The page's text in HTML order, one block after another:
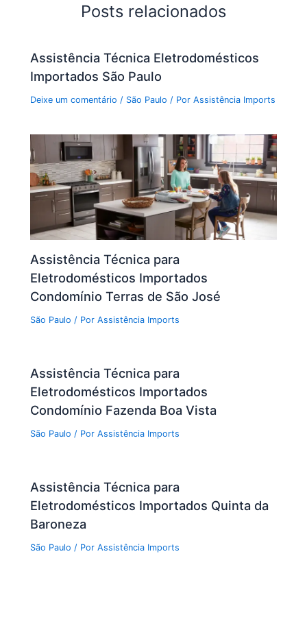
Posts relacionados
Assistência Técnica Eletrodomésticos
Importados São Paulo
Deixe um comentário / São Paulo / PorAssistência Imports
Assistência Técnica para
Eletrodomésticos Importados
Condomínio Terras de São José
São Paulo / PorAssistência Imports
Assistência Técnica para
Eletrodomésticos Importados
Condomínio Fazenda Boa Vista
São Paulo / PorAssistência Imports
Assistência Técnica para
Eletrodomésticos Importados Quinta da
Baroneza
São Paulo / PorAssistência Imports